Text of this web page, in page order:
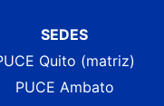
SEDES
Quito (matriz)
PUCE Ambato